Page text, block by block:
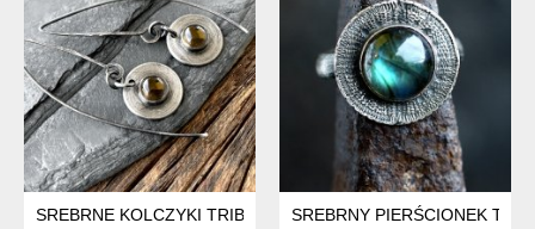
SREBRNE KOLCZYKI TRIBAL Z NATURALNYM KAMIENIEM,
SREBRNY PIERŚCIONEK